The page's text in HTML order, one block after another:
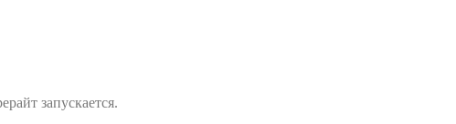
запускается.